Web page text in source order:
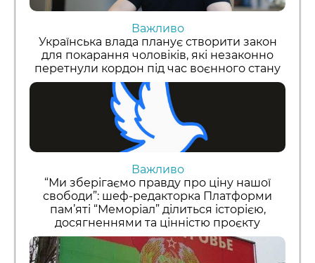
Важливо
Українська влада планує створити закон
для покарання чоловіків, які незаконно
перетнули кордон під час воєнного стану
Важливо
“Ми зберігаємо правду про ціну нашої
свободи”: шеф-редакторка Платформи
пам’яті “Меморіал” ділиться історією,
досягненнями та цінністю проєкту